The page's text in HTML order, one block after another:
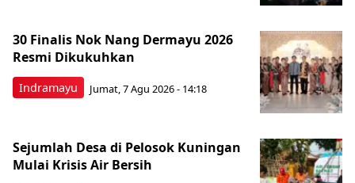
Indramayu
30 Finalis Nok Nang Dermayu 2026
Resmi Dikukuhkan
Jumat, 7 Agu 2026 - 14:18
Sejumlah Desa di Pelosok Kuningan
Mulai Krisis Air Bersih